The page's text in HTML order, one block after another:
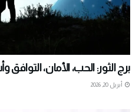
برج الثور: الحب، الأمان،
أبريل 20, 2026